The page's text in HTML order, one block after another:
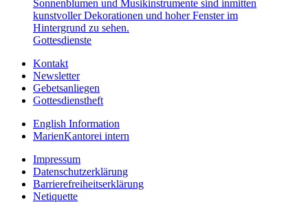
Gottesdienste
Kontakt
Newsletter
Gebetsanliegen
Gottesdienstheft
English Information
MarienKantorei intern
Impressum
Datenschutzerklärung
Barrierefreiheitserklärung
Netiquette